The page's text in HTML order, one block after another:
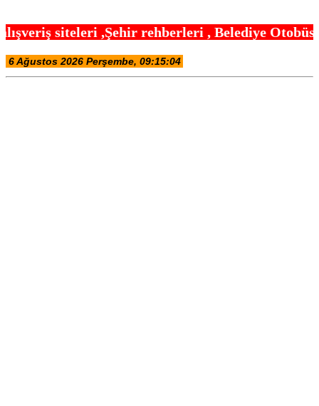
,Şehir rehberleri , Belediye